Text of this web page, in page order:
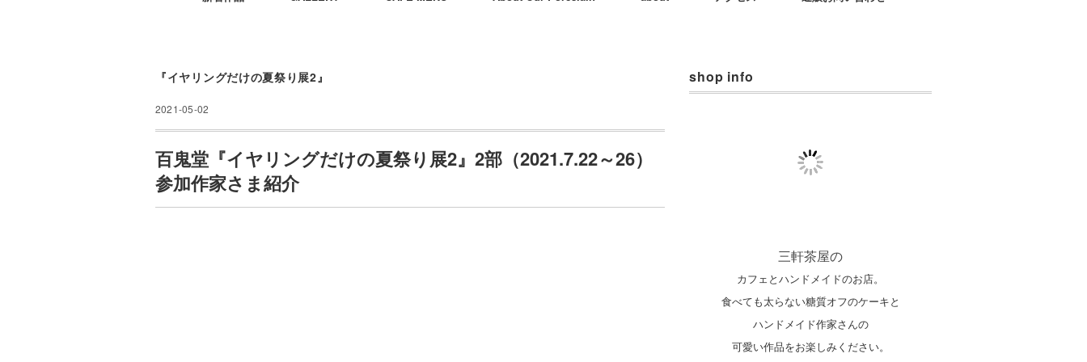
『イヤリングだけの夏祭り展2』
2021-05-02
百鬼堂『イヤリングだけの夏祭り展2』2部（2021.7.22～26）
参加作家さま紹介
shop info
三軒茶屋の
カフェとハンドメイドのお店。
食べても太らない糖質オフのケーキと
ハンドメイド作家さんの
可愛い作品をお楽しみください。